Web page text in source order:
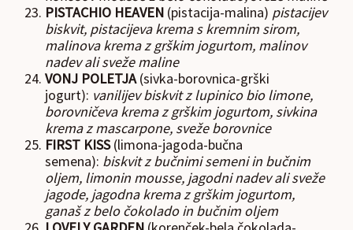
PISTACHIO HEAVEN (pistacija-malina) pistacijev
biskvit, pistacijeva krema s kremnim sirom,
malinova krema z grškim jogurtom, malinov
nadev ali sveže maline
VONJ POLETJA(sivka-borovnica-grški
jogurt): vanilijev biskvit z lupinico bio limone,
borovničeva krema z grškim jogurtom, sivkina
krema z mascarpone, sveže borovnice
FIRST KISS(limona-jagoda-bučna
semena): biskvit z bučnimi semeni in bučnim
oljem, limonin mousse, jagodni nadev ali sveže
jagode, jagodna krema z grškim jogurtom,
ganaš z belo čokolado in bučnim oljem